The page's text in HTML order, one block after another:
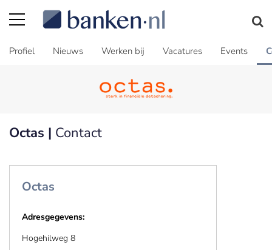
Profiel Nieuws Werken bij Vacatures Events
Octas | Contact
Octas
Adresgegevens:
Hogehilweg 8